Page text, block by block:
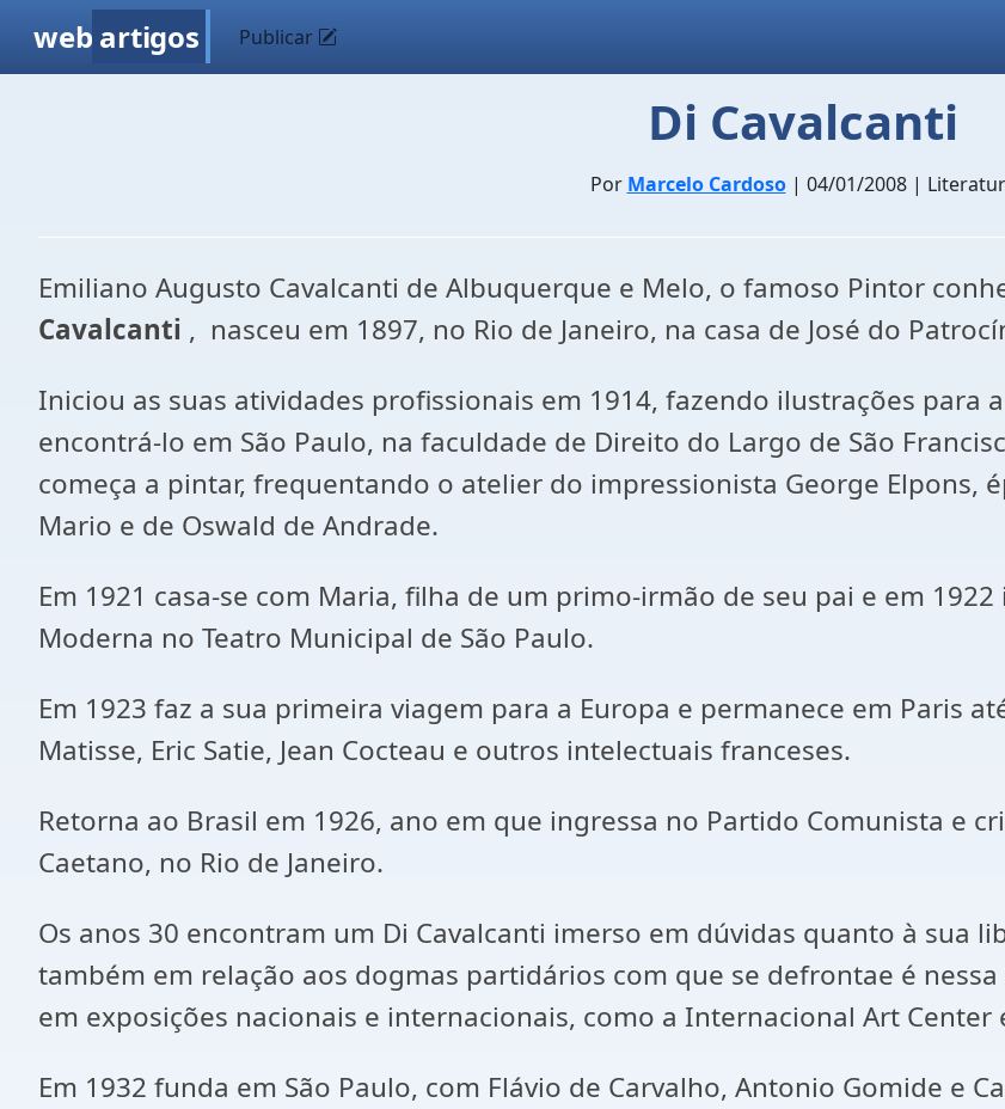
web artigos Publicar
Di Cavalcanti
Por Marcelo Cardoso| 04/01/2008 |
Emiliano Augusto Cavalcanti de Albuquerque e Melo, o famoso Pintor
Cavalcanti , nasceu em 1897, no Rio de Janeiro, na casa de José do
Iniciou as suas atividades profissionais em 1914, fazendo ilustrações para
encontrá-lo em São Paulo, na faculdade de Direito do Largo de São
começa a pintar, frequentando o atelier do impressionista George Elpons,
Mario e de Oswald de Andrade.
Em 1921 casa-se com Maria, filha de um primo-irmão de seu pai e em
Moderna no Teatro Municipal de São Paulo.
Em 1923 faz a sua primeira viagem para a Europa e permanece em Paris
Matisse, Eric Satie, Jean Cocteau e outros intelectuais franceses.
Retorna ao Brasil em 1926, ano em que ingressa no Partido Comunista e
Caetano, no Rio de Janeiro.
Os anos 30 encontram um Di Cavalcanti imerso em dúvidas quanto à sua
também em relação aos dogmas partidários com que se defrontae é
em exposições nacionais e internacionais, como a Internacional Art Center
Em 1932 funda em São Paulo, com Flávio de Carvalho, Antonio Gomide e